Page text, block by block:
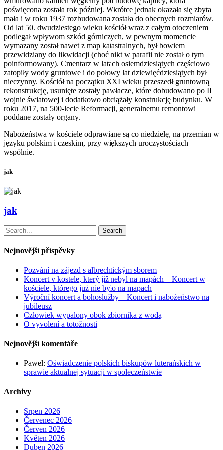
poświęcona została rok później. Wkrótce jednak okazała się zbyta
mała i w roku 1937 rozbudowana została do obecnych rozmiarów.
Od lat 50. dwudziestego wieku kościół wraz z całym otoczeniem
podlegał wpływom szkód górniczych, w pewnym momencie
wymazany został nawet z map katastralnych, był bowiem
przewidziany do likwidacji (choć nikt w parafii nie został o tym
poinformowany). Cmentarz w latach osiemdziesiątych częściowo
zatopiły wody gruntowe i do połowy lat dziewięćdziesiątych był
nieczynny. Kościół na początku XXI wieku przeszedł gruntowną
rekonstrukcję, usunięte zostały pawłacze, które dobudowano po II
wojnie światowej i dodatkowo obciążały konstrukcję budynku. W
roku 2017, na 500-lecie Reformacji, generalnemu remontowi
poddane zostały organy.
Nabożeństwa w kościele odprawiane są co niedzielę, na przemian w
języku polskim i czeskim, przy większych uroczystościach
wspólnie.
jak
jak
Search
Nejnovější příspěvky
Pozvání na zájezd s albrechtickým sborem
Koncert v kostele, který již nebyl na mapách – Koncert w
kościele, którego już nie było na mapach
Výroční koncert a bohoslužby – Koncert i nabożeństwo na
jubileusz
Człowiek wypalony obok zbiornika z wodą
O vyvolení a totožnosti
Nejnovější komentáře
Pawel: Oświadczenie polskich biskupów luterańskich w
sprawie aktualnej sytuacji w społeczeństwie
Archivy
Srpen 2026
Červenec 2026
Červen 2026
Květen 2026
Duben 2026